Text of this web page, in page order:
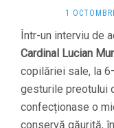
1
Într-un interviu de
Cardinal Lucian
copilăriei sale, la
gesturile preotului
confecționase o
conservă găurită,